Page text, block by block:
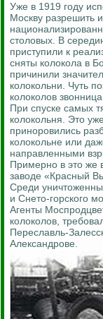
Уже в 1919 году
Москву разрешить
столовых. В
приступили к
сняты колокола в
причинили
колокольни. Чуть
колоколов
При спуске самых
колокольня. Это
приноровились
колокольне или
направленными
Примерно в это же
заводе «Красный
Среди
и Снето-горского
Агенты
колоколов,
Переславль-
Александрове.